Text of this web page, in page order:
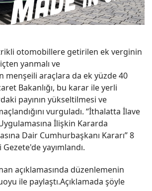
otomobillere getirilen ek verginin
yanmalı ve
menşeili araçlara da ek yüzde 40
Bakanlığı, bu karar ile yerli
payının yükseltilmesi ve
vurguladı. “İthalatta İlave
İlişkin Kararda
Dair Cumhurbaşkanı Kararı” 8
yayımlandı.
açıklamasında düzenlemenin
ile paylaştı.Açıklamada şöyle